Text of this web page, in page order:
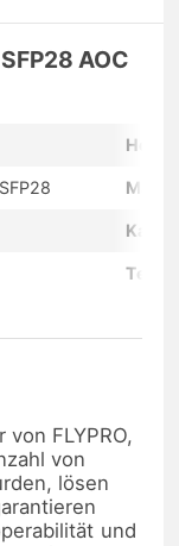
AOC
Max.
FLYPRO,
von
lösen
und